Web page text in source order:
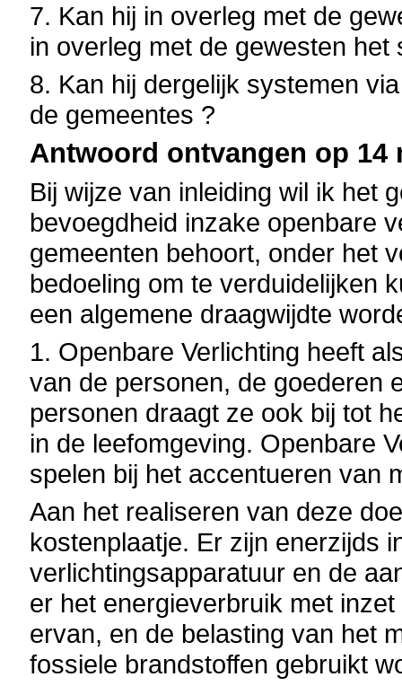
7. Kan hij in overleg met de
in overleg met de gewesten
8. Kan hij dergelijk systemen
de gemeentes ?
Antwoord ontvangen op 14
Bij wijze van inleiding wil ik het
bevoegdheid inzake openbare
gemeenten behoort, onder het
bedoeling om te verduidelijken
een algemene draagwijdte
1. Openbare Verlichting heeft
van de personen, de goederen
personen draagt ze ook bij tot
in de leefomgeving. Openbare
spelen bij het accentueren van
Aan het realiseren van deze
kostenplaatje. Er zijn enerzijds
verlichtingsapparatuur en de
er het energieverbruik met
ervan, en de belasting van het
fossiele brandstoffen gebruikt